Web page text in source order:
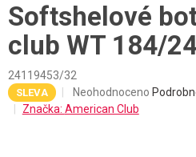
Softshelové
club WT 184/
24119453/32
SLEVA
Průměrné
hodnocení
Neohodnoceno
Značka: American Club